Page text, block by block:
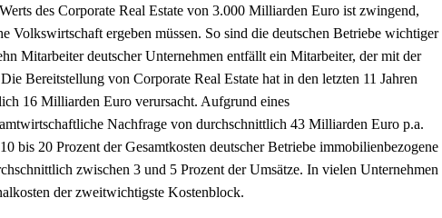
des Corporate Real Estate von 3.000 Milliarden Euro ist zwingend,
Volkswirtschaft ergeben müssen. So sind die deutschen Betriebe wichtiger
Mitarbeiter deutscher Unternehmen entfällt ein Mitarbeiter, der mit der
Bereitstellung von Corporate Real Estate hat in den letzten 11 Jahren
16 Milliarden Euro verursacht. Aufgrund eines
Nachfrage von durchschnittlich 43 Milliarden Euro p.a.
bis 20 Prozent der Gesamtkosten deutscher Betriebe immobilienbezogene
zwischen 3 und 5 Prozent der Umsätze. In vielen Unternehmen
der zweitwichtigste Kostenblock.